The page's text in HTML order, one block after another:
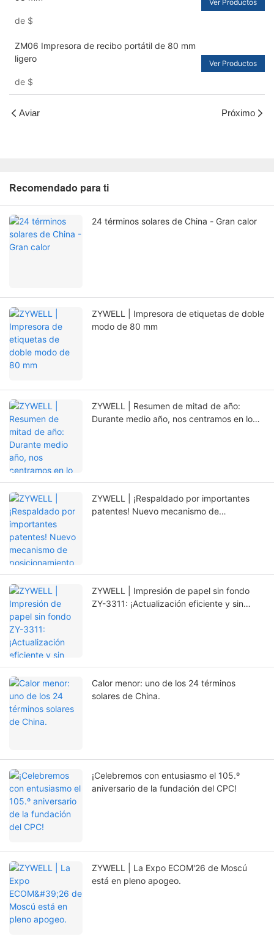
de $
Ver Productos
ZM06 Impresora de recibo portátil de 80 mm
ligero
de $
Ver Productos
Aviar Próximo
Recomendado para ti
24 términos solares de China - Gran calor
ZYWELL | Impresora de etiquetas de doble
modo de 80 mm
ZYWELL | Resumen de mitad de año:
Durante medio año, nos centramos en lo
ZYWELL | ¡Respaldado por importantes
patentes! Nuevo mecanismo de
ZYWELL | Impresión de papel sin fondo
ZY-3311: ¡Actualización eficiente y sin
Calor menor: uno de los 24 términos
solares de China.
¡Celebremos con entusiasmo el 105.º
aniversario de la fundación del CPC!
ZYWELL | La Expo ECOM'26 de Moscú
está en pleno apogeo.